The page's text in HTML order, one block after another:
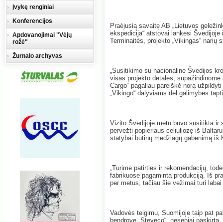
Praėjusią savaitę AB „Lietuvos
ekspedicija“ atstovai lankėsi
Terminaitės, projekto „Vikingas“
„Susitikimo su nacionaline Švedijos
visas projekto detales,
Cargo“ pagaliau pareiškė norą
„Vikingo“ dalyviams dėl galimybės
Vizito Švedijoje metu buvo susitikta ir
pervežti popieriaus celiuliozę iš
statybai būtinų medžiagų gabenimą iš
„Turime patirties ir rekomendacijų,
fabrikuose pagamintą produkciją. Iš
per metus, tačiau šie vežimai turi
Vadovės teigimu, Suomijoje taip pat
bendrove „Steveco“, neseniai
Įvykę renginiai
Konferencijos
Apdovanojimai "Vėjų
rožė"
Žurnalo archyvas